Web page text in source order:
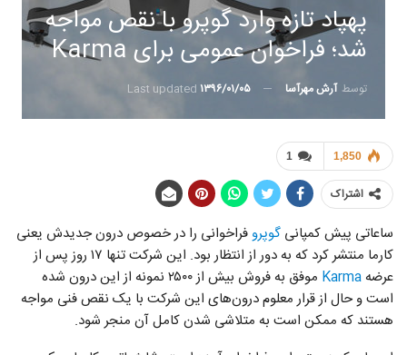
پهپاد تازه وارد گوپرو با نقص مواجه
شد؛ فراخوان عمومی برای Karma
توسط آرش مهرآسا Last updated ۱۳۹۶/۰۱/۰۵
1 1,850
اشتراک
ساعاتی پیش کمپانی گوپروفراخوانی را در خصوص درون‌ جدیدش یعنی
کارما منتشر کرد که به دور از انتظار بود. این شرکت تنها ۱۷ روز پس از
عرضه Karma
موفق به فروش بیش از ۲۵۰۰ نمونه از این درون شده
است و حال از قرار معلوم درون‌های این شرکت با یک نقص فنی مواجه
هستند که ممکن است به متلاشی شدن کامل آن منجر شود.